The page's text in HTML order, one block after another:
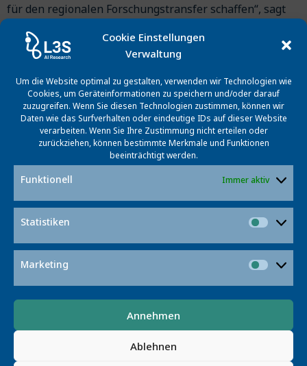
Cookie Einstellungen
Verwaltung
Um die Website optimal zu gestalten, verwenden wir Technologien wie
Cookies, um Geräteinformationen zu speichern und/oder darauf
zuzugreifen. Wenn Sie diesen Technologien zustimmen, können wir
Daten wie das Surfverhalten oder eindeutige IDs auf dieser Website
verarbeiten. Wenn Sie Ihre Zustimmung nicht erteilen oder
zurückziehen, können bestimmte Merkmale und Funktionen
beeinträchtigt werden.
Funktionell Immer aktiv
Statistiken
Marketing
Annehmen
Ablehnen
für den regionalen Forschungstransfer schaffen“, sagt
Kompetenznetzwerk International Data Space mit
niedersächsischen Unternehmen gegründet, das
konkrete Anwendungsfälle der Datenraumarchitektur
von Boost4.0 entwickeln und realisieren soll".
BOOST4.0 ist die größte Initiative im BereichBig Data
for Industry 4.0. Zum Konsortium gehören insgesamt 50
Unternehmen aus 16 Ländern, darunter Volkswagen,
Volvo und Siemens. Die Fördersumme durch die EU
Euro Investitionen durch die teilnehmenden
Unternehmen.
Vorgestellte Projekte